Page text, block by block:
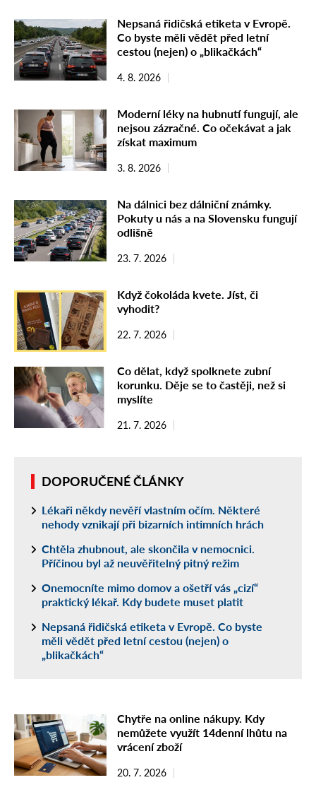
Nepsaná řidičská etiketa v Evropě.
Co byste měli vědět před letní
cestou (nejen) o „blikačkách“
4. 8. 2026
Moderní léky na hubnutí fungují, ale
nejsou zázračné. Co očekávat a jak
získat maximum
3. 8. 2026
Na dálnici bez dálniční známky.
Pokuty u nás a na Slovensku fungují
odlišně
23. 7. 2026
Když čokoláda kvete. Jíst, či
vyhodit?
22. 7. 2026
Co dělat, když spolknete zubní
korunku. Děje se to častěji, než si
myslíte
21. 7. 2026
DOPORUČENÉ ČLÁNKY
Lékaři někdy nevěří vlastním očím. Některé
nehody vznikají při bizarních intimních hrách
Chtěla zhubnout, ale skončila v nemocnici.
Příčinou byl až neuvěřitelný pitný režim
Onemocníte mimo domov a ošetří vás „cizí“
praktický lékař. Kdy budete muset platit
Nepsaná řidičská etiketa v Evropě. Co byste
měli vědět před letní cestou (nejen) o
„blikačkách“
Chytře na online nákupy. Kdy
nemůžete využít 14denní lhůtu na
vrácení zboží
20. 7. 2026